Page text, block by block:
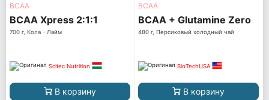
ВСАА
BCAA Xpress 2:1:1
700 г, Кола - Лайм
Scitec Nutrition
В корзину
ВСАА
BCAA + Glutamine Zero
480 г, Персиковый холодный чай
BioTechUSA
В корзину